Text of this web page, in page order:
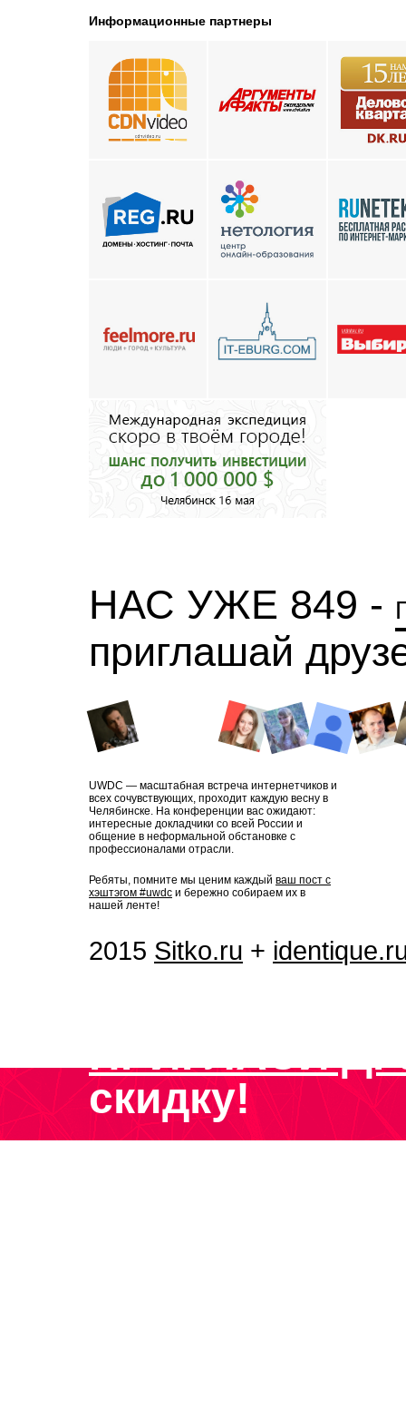
Информационные партнеры
НАС УЖЕ 849 -
приглашай
UWDC — масштабная встреча интернетчиков и
всех сочувствующих, проходит каждую весну в
Челябинске. На конференции вас ожидают:
интересные докладчики со всей России и
общение в неформальной обстановке с
профессионалами отрасли.
Ребяты, помните мы ценим каждый ваш пост с
хэштэгом #uwdc и бережно собираем их в
нашей ленте!
2015 Sitko.ru +
ПРИГЛАСИ
скидку!